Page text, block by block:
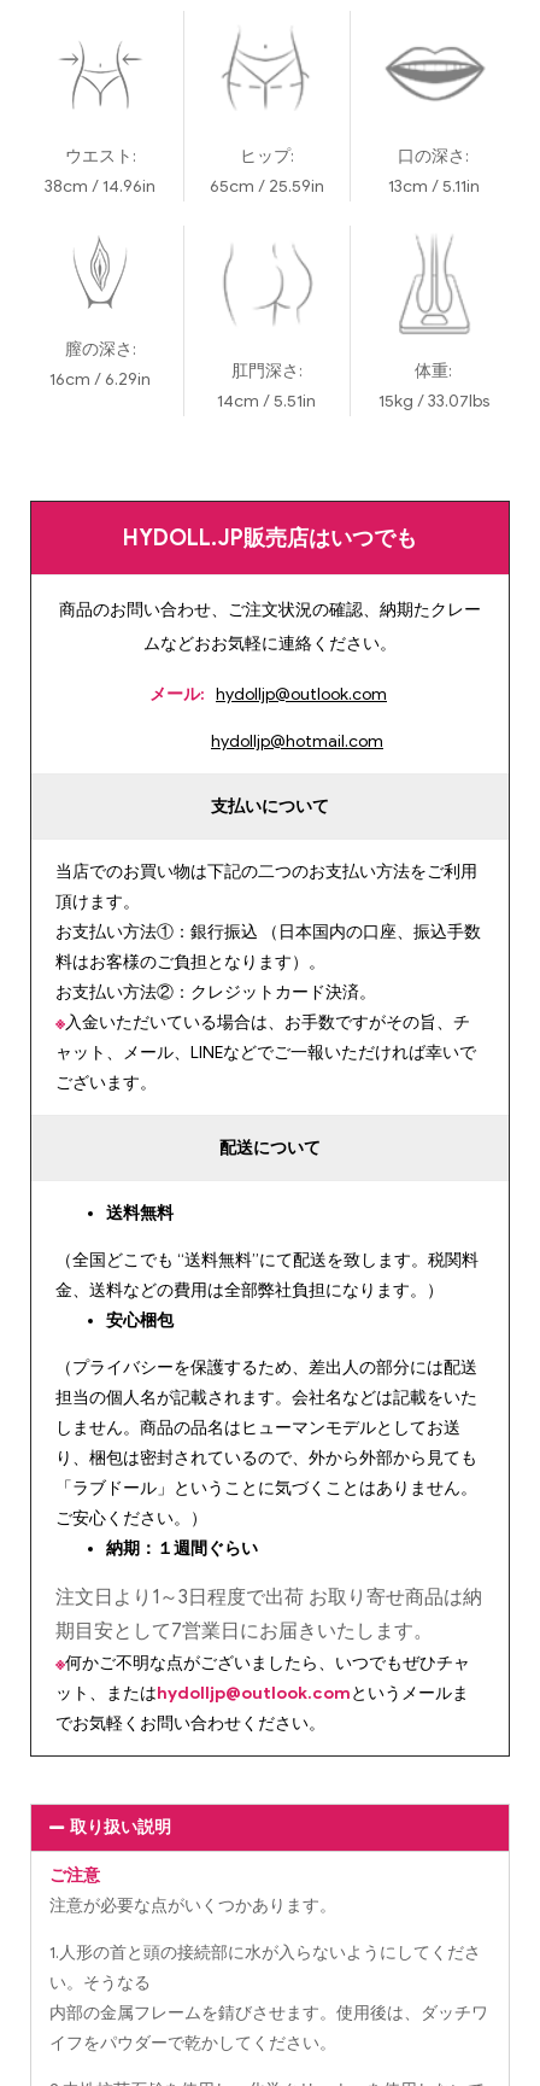
ウエスト:
38cm / 14.96in
ヒップ:
65cm / 25.59in
口の深さ:
13cm / 5.11in
膣の深さ:
16cm / 6.29in
肛門深さ:
14cm / 5.51in
体重:
15kg / 33.07lbs
HYDOLL.JP販売店はいつでも
商品のお問い合わせ、ご注文状況の確認、納期たクレー
ムなどおお気軽に連絡ください。
メール: hydolljp@outlook.com
hydolljp@hotmail.com
支払いについて
当店でのお買い物は下記の二つのお支払い方法をご利用
頂けます。
お支払い方法①：銀行振込 （日本国内の口座、振込手数
料はお客様のご負担となります）。
お支払い方法②：クレジットカード決済。
※入金いただいている場合は、お手数ですがその旨、チ
ャット、メール、LINEなどでご一報いただければ幸いで
ございます。
配送について
送料無料
（全国どこでも “送料無料”にて配送を致します。税関料
金、送料などの費用は全部弊社負担になります。）
安心梱包
（プライバシーを保護するため、差出人の部分には配送
担当の個人名が記載されます。会社名などは記載をいた
しません。商品の品名はヒューマンモデルとしてお送
り、梱包は密封されているので、外から外部から見ても
「ラブドール」ということに気づくことはありません。
ご安心ください。）
納期：１週間ぐらい
注文日より1～3日程度で出荷 お取り寄せ商品は納
期目安として7営業日にお届きいたします。
※何かご不明な点がございましたら、いつでもぜひチャ
ット、またはhydolljp@outlook.comというメールま
でお気軽くお問い合わせください。
取り扱い説明
ご注意
注意が必要な点がいくつかあります。
1.人形の首と頭の接続部に水が入らないようにしてくださ
い。そうなる
内部の金属フレームを錆びさせます。使用後は、ダッチワ
イフをパウダーで乾かしてください。